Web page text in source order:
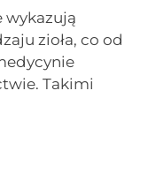
wykazują
zioła, co od
Takimi